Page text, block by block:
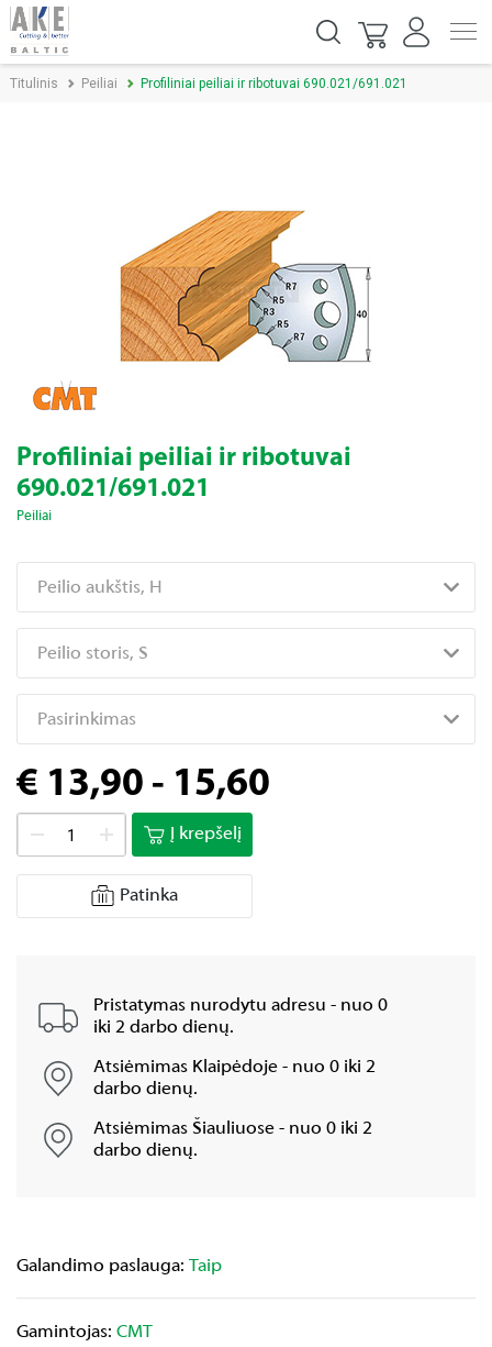
Titulinis Peiliai Profiliniai peiliai ir ribotuvai 690.021/691.021
Profiliniai peiliai ir ribotuvai
690.021/691.021
Peiliai
Peilio aukštis, H
Peilio storis, S
Pasirinkimas
€ 13,90 - 15,60
Į krepšelį
Patinka
Pristatymas nurodytu adresu - nuo 0
iki 2 darbo dienų.
Atsiėmimas Klaipėdoje - nuo 0 iki 2
darbo dienų.
Atsiėmimas Šiauliuose - nuo 0 iki 2
darbo dienų.
Galandimo paslauga: Taip
Gamintojas: CMT